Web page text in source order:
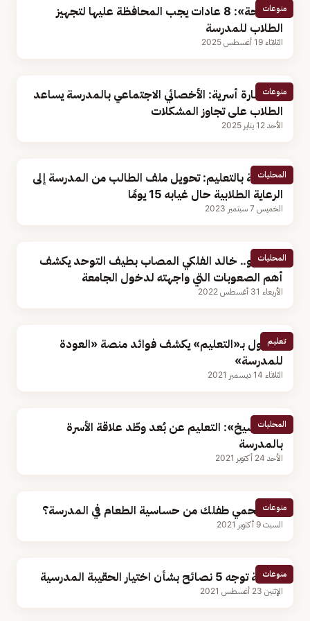
منوعات
«الصحة»: 8 عادات يجب المحافظة عليها لتجهيز
الطلاب للمدرسة
الثلاثاء 19 أغسطس 2025
منوعات
مستشارة أسرية: الأخصائي الاجتماعي بالمدرسة يساعد
الطلاب على تجاوز المشكلات
الأحد 12 يناير 2025
المحليات
مسؤولة بالتعليم: تحويل ملف الطالب من المدرسة إلى
الرعاية الطلابية حال غيابه 15 يومًا
الخميس 7 سبتمبر 2023
المحليات
بالفيديو.. خالد الفلكي المصاب بطيف التوحد يكشف
أهم الصعوبات التي واجهته لدخول الجامعة
الأربعاء 31 أغسطس 2022
تعليم
مسؤول بـ«التعليم» يكشف فوائد منصة «العودة
للمدرسة»
الثلاثاء 14 ديسمبر 2021
المحليات
«آل الشيخ»: التعليم عن بُعد وطّد علاقة الأسرة
بالمدرسة
الأحد 24 أكتوبر 2021
منوعات
كيف تحمي طفلك من حساسية الطعام في المدرسة؟
السبت 9 أكتوبر 2021
منوعات
الصحة توجه 5 نصائح بشأن اختيار الحقيبة المدرسية
الإثنين 23 أغسطس 2021